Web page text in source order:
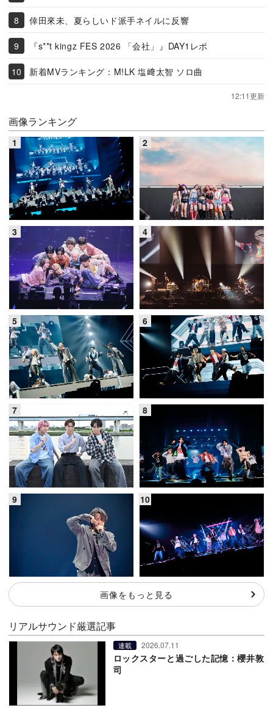
倖田來未、夏らしいド派手ネイルに反響
『s**t kingz FES 2026 「会社」』DAY1レポ
新着MVランキング：M!LK 塩﨑太智 ソロ曲
12:11更新
画像ランキング
画像をもっと見る
リアルサウンド厳選記事
連載 2026.07.11
ロックスターと過ごした記憶：櫻井敦
司